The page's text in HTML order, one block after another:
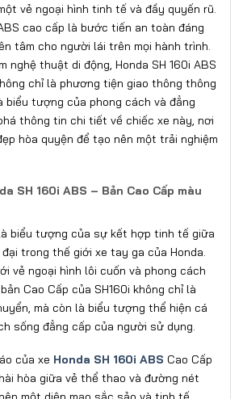
vẻ ngoại hình tinh tế và đầy quyến rũ.
cao cấp là bước tiến an toàn đáng
tâm cho người lái trên mọi hành trình.
nghệ thuật di động, Honda SH 160i ABS
chỉ là phương tiện giao thông thông
biểu tượng của phong cách và đẳng
thông tin chi tiết về chiếc xe này, nơi
hòa quyện để tạo nên một trải nghiệm
SH 160i ABS – Bản Cao Cấp màu
biểu tượng của sự kết hợp tinh tế giữa
trong thế giới xe tay ga của Honda.
vẻ ngoại hình lôi cuốn và phong cách
Cao Cấp của SH160i không chỉ là
mà còn là biểu tượng thể hiện cá
sống đẳng cấp của người sử dụng.
của xe Honda SH 160i ABS Cao Cấp
hòa giữa vẻ thể thao và đường nét